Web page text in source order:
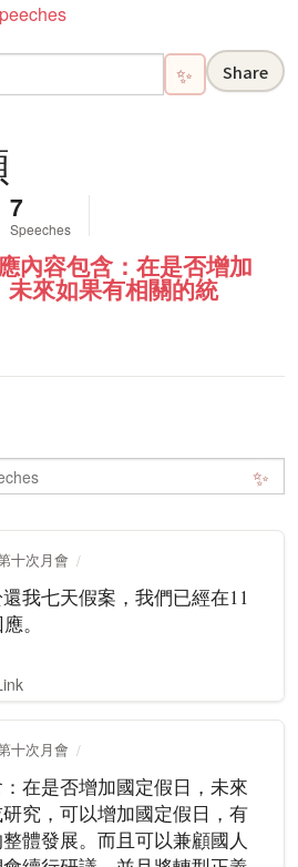
✨ Share
7
Speeches
內容包含：在是否增加
未來如果有相關的統
✨
十次月會
我七天假案，我們已經在11
。
十次月會
在是否增加國定假日，未來
究，可以增加國定假日，有
體發展。而且可以兼顧國人